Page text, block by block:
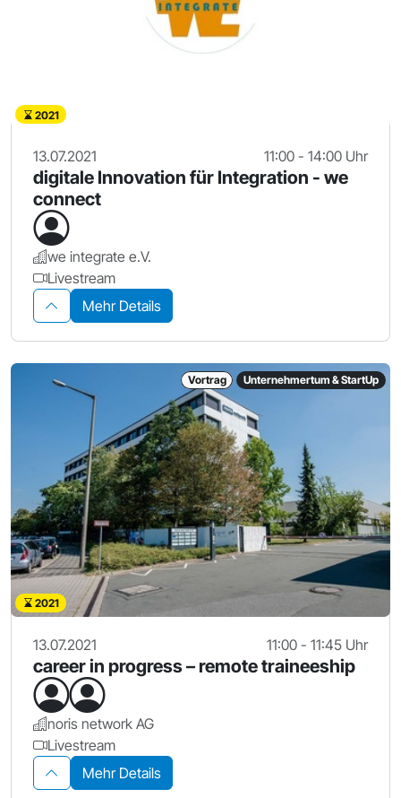
2021
13.07.2021 11:00 - 14:00 Uhr
digitale Innovation für Integration - we
connect
we integrate e.V.
Livestream
Mehr Details
Vortrag Unternehmertum & StartUp
2021
13.07.2021 11:00 - 11:45 Uhr
career in progress – remote traineeship
noris network AG
Livestream
Mehr Details